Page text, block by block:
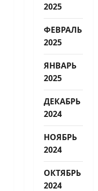
2025
ФЕВРАЛЬ
2025
ЯНВАРЬ
2025
ДЕКАБРЬ
2024
НОЯБРЬ
2024
ОКТЯБРЬ
2024